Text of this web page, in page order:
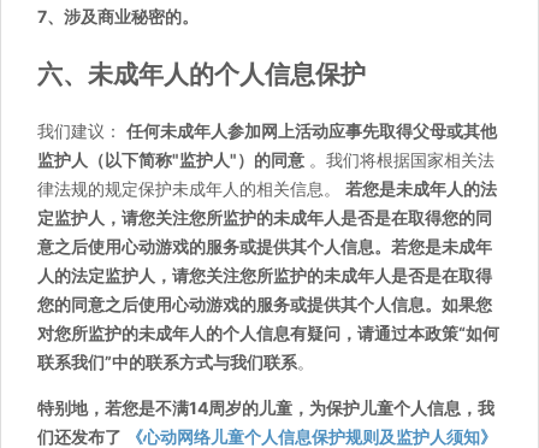
7、涉及商业秘密的。
六、未成年人的个人信息保护
我们建议： 任何未成年人参加网上活动应事先取得父母或其他
监护人（以下简称"监护人"）的同意 。我们将根据国家相关法
律法规的规定保护未成年人的相关信息。 若您是未成年人的法
定监护人，请您关注您所监护的未成年人是否是在取得您的同
意之后使用心动游戏的服务或提供其个人信息。若您是未成年
人的法定监护人，请您关注您所监护的未成年人是否是在取得
您的同意之后使用心动游戏的服务或提供其个人信息。如果您
对您所监护的未成年人的个人信息有疑问，请通过本政策“如何
联系我们”中的联系方式与我们联系。
特别地，若您是不满14周岁的儿童，为保护儿童个人信息，我
们还发布了
《心动网络儿童个人信息保护规则及监护人须知》